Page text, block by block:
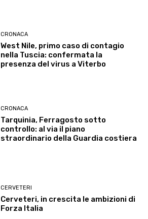
CRONACA
West Nile, primo caso di contagio
nella Tuscia: confermata la
presenza del virus a Viterbo
CRONACA
Tarquinia, Ferragosto sotto
controllo: al via il piano
straordinario della Guardia costiera
CERVETERI
Cerveteri, in crescita le ambizioni di
Forza Italia